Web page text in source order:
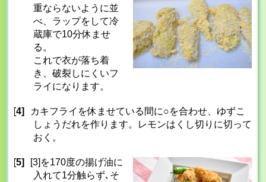
重ならないように並
べ、ラップをして冷
蔵庫で10分休ませ
る。
これで衣が落ち着
き、破裂しにくいフ
ライになります。
[4]
カキフライを休ませている間に○を合わせ、ゆずこ
しょうだれを作ります。レモンはくし切りに切って
おく。
[5]
[3]を170度の揚げ油に
入れて1分触らず､そ